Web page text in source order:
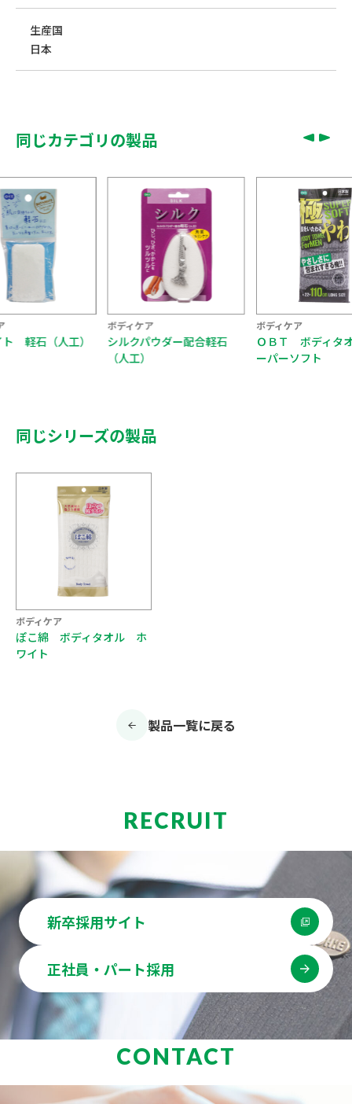
生産国
日本
同じカテゴリの製品
軽石（人工）
ボディケア
シルクパウダー配合軽石
（人工）
ボディケア
ＯＢＴ ボディタ
ーパーソフト
同じシリーズの製品
ボディケア
ぽこ綿 ボディタオル ホ
ワイト
製品一覧に戻る
RECRUIT
新卒採用サイト
正社員・パート採用
CONTACT